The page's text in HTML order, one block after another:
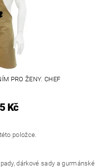
PRO ŽENY. CHEF
Kč
položce.
dárkové sady a gurmánské